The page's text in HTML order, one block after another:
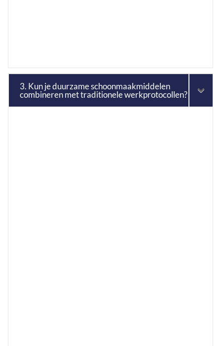
3. Kun je duurzame schoonmaakmiddelen
combineren met traditionele werkprotocollen?